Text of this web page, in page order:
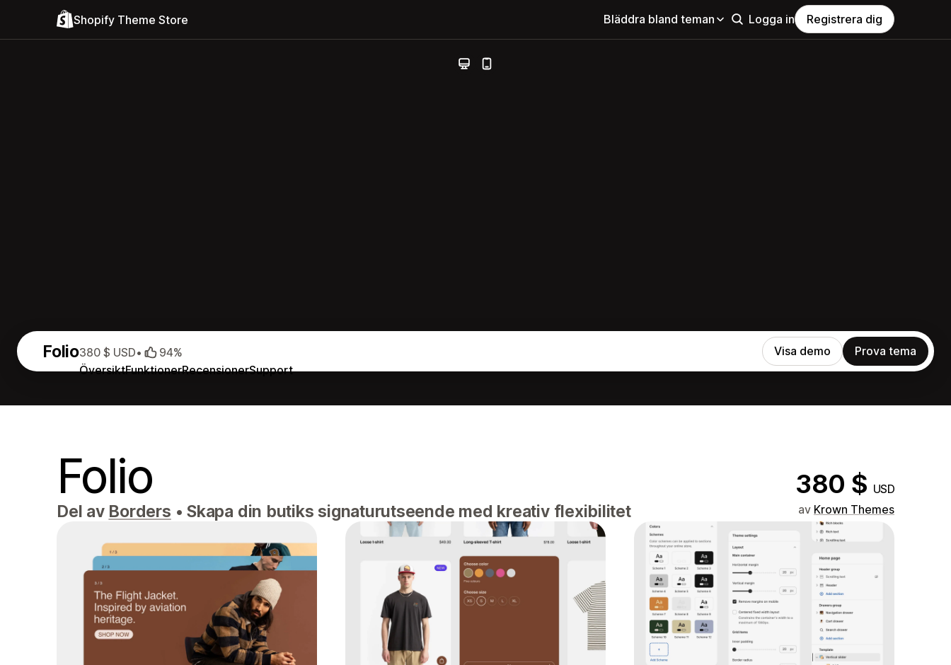
Shopify Theme Store Bläddra bland teman Logga in Registrera dig
Folio
ÖversiktFunktionerRecensionerSupport
380 $ USD• 94% Visa demo Prova tema
Folio 380 $ USD
Del av Borders • Skapa din butiks signaturutseende med kreativ flexibilitet av Krown Themes